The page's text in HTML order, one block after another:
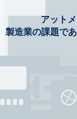
アット
製造業の課題で